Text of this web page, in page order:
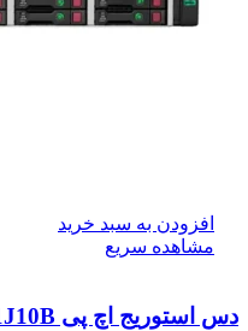
افزودن به سبد خرید
مشاهده سریع
دس استوریج اچ پی D3710 25SFF Q1J10B